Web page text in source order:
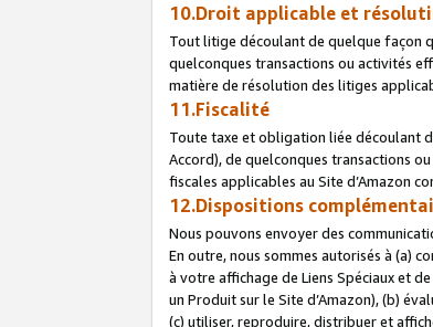
10.Droit applicable et
Tout litige découlant de quelque façon
quelconques transactions ou activités
matière de résolution des litiges
11.Fiscalité
Toute taxe et obligation liée découlant
Accord), de quelconques transactions
fiscales applicables au Site d’Amazon
12.Dispositions
Nous pouvons envoyer des
En outre, nous sommes autorisés à (a)
à votre affichage de Liens Spéciaux et
un Produit sur le Site d’Amazon), (b)
(c) utiliser, reproduire, distribuer et